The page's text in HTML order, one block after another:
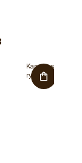
Kapsle s
rybím
olejem